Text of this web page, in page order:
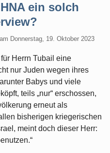
ein solch
am Donnerstag, 19. Oktober 2023
Herrn Tubail eine
nur Juden wegen ihres
Babys und viele
teils „nur“ erschossen,
erneut als
bisherigen kriegerischen
meint doch dieser Herr: